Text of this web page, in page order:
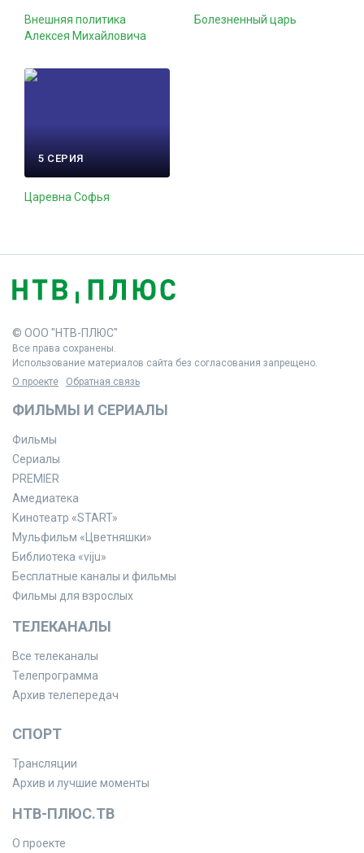
Внешняя политика
Алексея Михайловича
Болезненный царь
5 СЕРИЯ
Царевна Софья
© ООО "НТВ-ПЛЮС"
Все права сохранены.
Использование материалов сайта без согласования запрещено.
О проекте
Обратная связь
ФИЛЬМЫ И СЕРИАЛЫ
Фильмы
Сериалы
PREMIER
Амедиатека
Кинотеатр «START»
Мульфильм «Цветняшки»
Библиотека «viju»
Бесплатные каналы и фильмы
Фильмы для взрослых
ТЕЛЕКАНАЛЫ
Все телеканалы
Телепрограмма
Архив телепередач
СПОРТ
Трансляции
Архив и лучшие моменты
НТВ-ПЛЮС.ТВ
О проекте